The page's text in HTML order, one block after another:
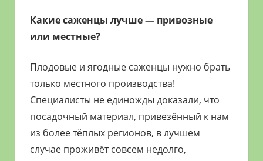
участка
богатого
Какие саженцы лучше — привозные
или местные?
Плодовые и ягодные саженцы нужно брать
только местного производства!
Специалисты не единожды доказали, что
посадочный материал, привезённый к нам
из более тёплых регионов, в лучшем
случае проживёт совсем недолго,